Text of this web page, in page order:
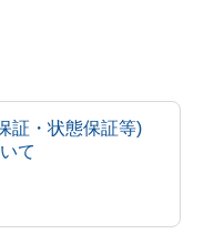
証・状態保証等)
て